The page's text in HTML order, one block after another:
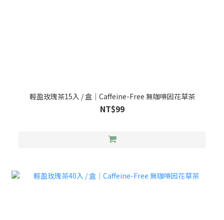
輕盈玫瑰茶15入 / 盒｜Caffeine-Free 無咖啡因花草茶
NT$99